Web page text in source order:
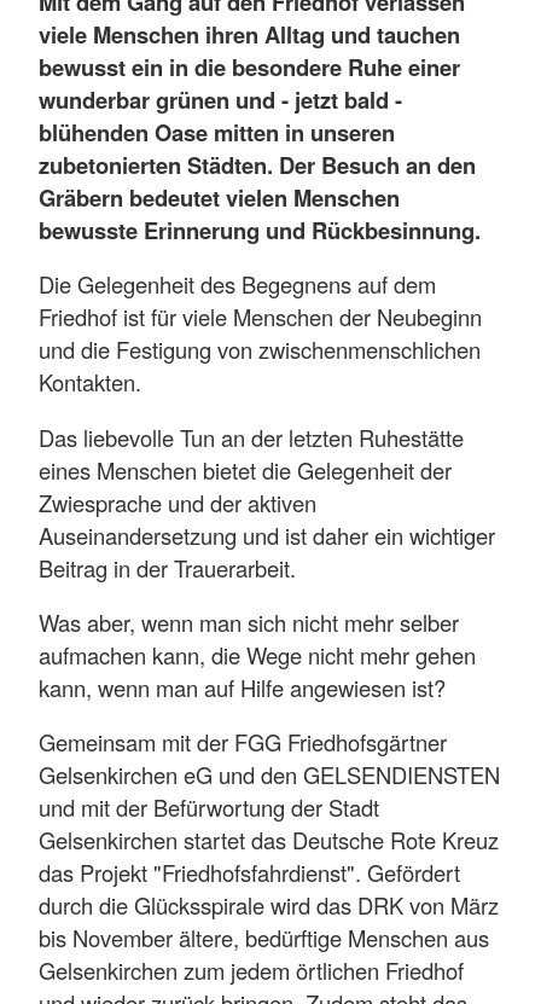
viele Menschen ihren Alltag und tauchen
bewusst ein in die besondere Ruhe einer
wunderbar grünen und - jetzt bald -
blühenden Oase mitten in unseren
zubetonierten Städten. Der Besuch an den
Gräbern bedeutet vielen Menschen
bewusste Erinnerung und Rückbesinnung.
Die Gelegenheit des Begegnens auf dem
Friedhof ist für viele Menschen der Neubeginn
und die Festigung von zwischenmenschlichen
Kontakten.
Das liebevolle Tun an der letzten Ruhestätte
eines Menschen bietet die Gelegenheit der
Zwiesprache und der aktiven
Auseinandersetzung und ist daher ein wichtiger
Beitrag in der Trauerarbeit.
Was aber, wenn man sich nicht mehr selber
aufmachen kann, die Wege nicht mehr gehen
kann, wenn man auf Hilfe angewiesen ist?
Gemeinsam mit der FGG Friedhofsgärtner
Gelsenkirchen eG und den GELSENDIENSTEN
und mit der Befürwortung der Stadt
Gelsenkirchen startet das Deutsche Rote Kreuz
das Projekt "Friedhofsfahrdienst". Gefördert
durch die Glücksspirale wird das DRK von März
bis November ältere, bedürftige Menschen aus
Gelsenkirchen zum jedem örtlichen Friedhof